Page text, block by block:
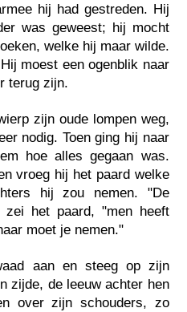
hij had gestreden. Hij
was geweest; hij mocht
welke hij maar wilde.
moest een ogenblik naar
terug zijn.
zijn oude lompen weg,
nodig. Toen ging hij naar
hoe alles gegaan was.
vroeg hij het paard welke
hij zou nemen. "De
zei het paard, "men heeft
moet je nemen."
aan en steeg op zijn
zijde, de leeuw achter hen
over zijn schouders, zo